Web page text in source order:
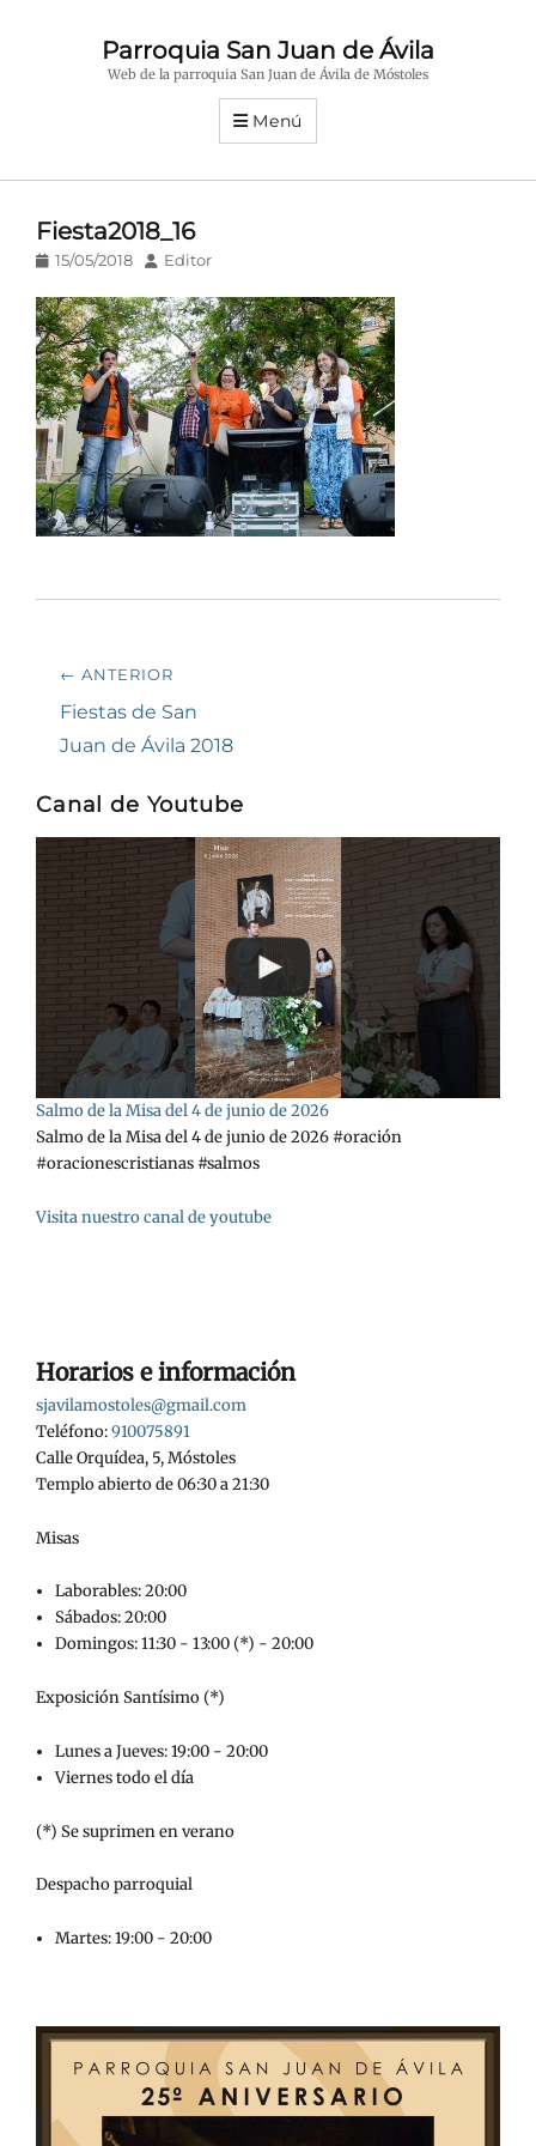
Parroquia San Juan de Ávila
Web de la parroquia San Juan de Ávila de Móstoles
Menú
Fiesta2018_16
Publicado
15/05/2018 AutorEditor
Navegación
de
entradas
← ANTERIOR
Entrada
anterior:
Fiestas de San
Juan de Ávila 2018
Canal de Youtube
Salmo de la Misa del 4 de junio de 2026
Salmo de la Misa del 4 de junio de 2026 #oración
#oracionescristianas #salmos
Visita nuestro canal de youtube
Horarios e información
sjavilamostoles@gmail.com
Teléfono:910075891
Calle Orquídea, 5, Móstoles
Templo abierto de 06:30 a 21:30
Misas
Laborables: 20:00
Sábados: 20:00
Domingos: 11:30 - 13:00 (*) - 20:00
Exposición Santísimo (*)
Lunes a Jueves: 19:00 - 20:00
Viernes todo el día
(*) Se suprimen en verano
Despacho parroquial
Martes: 19:00 - 20:00